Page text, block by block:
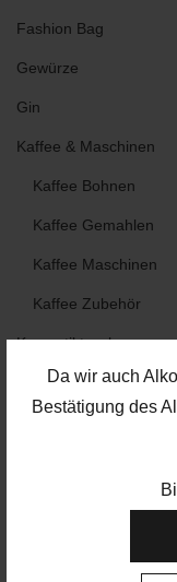
Da wir auch
Bestätigung des
Fashion Bag
Gewürze
Gin
Kaffee & Maschinen
Kaffee Bohnen
Kaffee Gemahlen
Kaffee Maschinen
Kaffee Zubehör
Kosmetiktaschen
Likör